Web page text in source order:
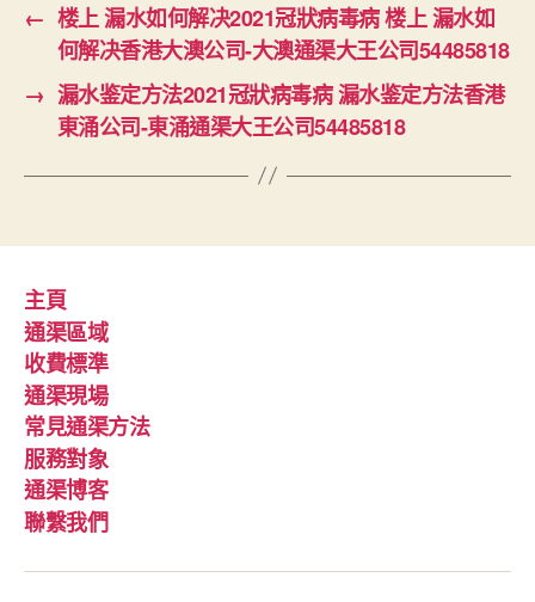
← 楼上 漏水如何解决2021冠狀病毒病 楼上 漏水如
何解决香港大澳公司-大澳通渠大王公司54485818
→ 漏水鉴定方法2021冠狀病毒病 漏水鉴定方法香港
東涌公司-東涌通渠大王公司54485818
主頁
通渠區域
收費標準
通渠現場
常見通渠方法
服務對象
通渠博客
聯繫我們